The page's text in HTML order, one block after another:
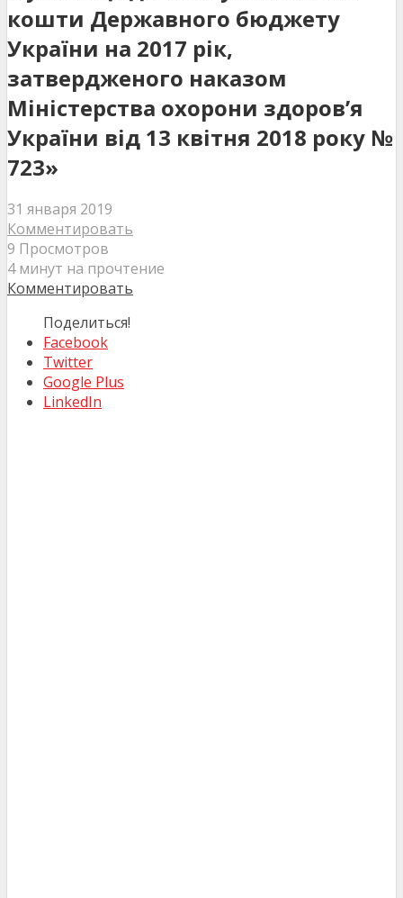
кошти Державного бюджету
України на 2017 рік,
затвердженого наказом
Міністерства охорони здоров’я
України від 13 квітня 2018 року №
723»
31 января 2019
Комментировать
9 Просмотров
4 минут на прочтение
Комментировать
Поделиться!
Facebook
Twitter
Google Plus
LinkedIn